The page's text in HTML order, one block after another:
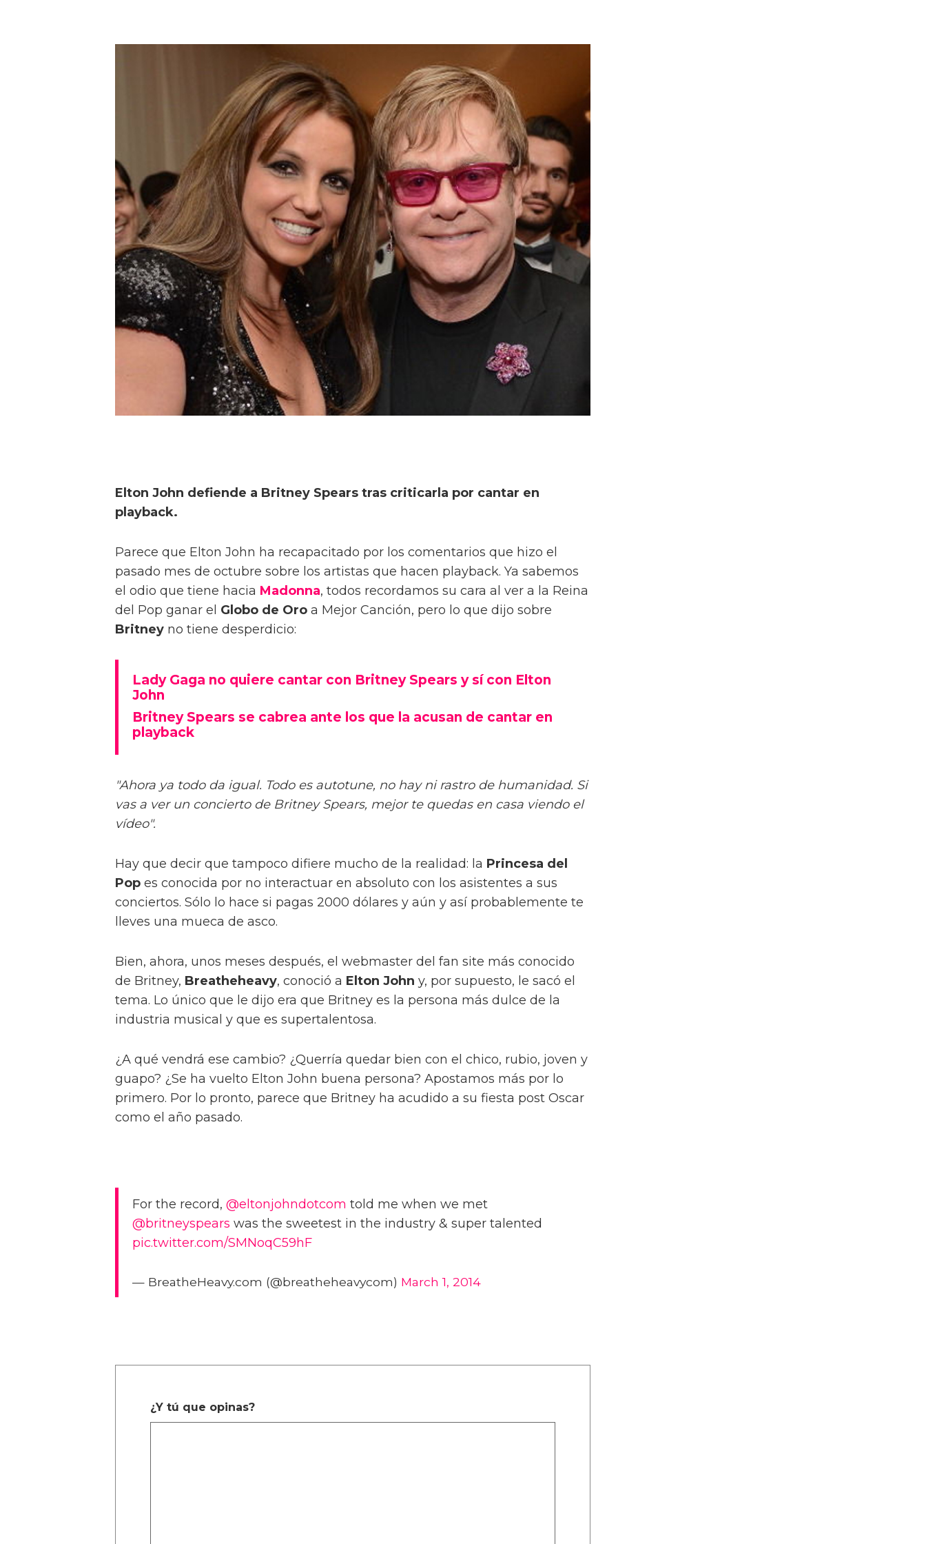
Elton John defiende a Britney Spears tras criticarla por cantar en
playback.
Parece que Elton John ha recapacitado por los comentarios que hizo el
pasado mes de octubre sobre los artistas que hacen playback. Ya sabemos
el odio que tiene hacia Madonna, todos recordamos su cara al ver a la Reina
del Pop ganar el Globo de Oro a Mejor Canción, pero lo que dijo sobre
Britney no tiene desperdicio:
Lady Gaga no quiere cantar con Britney Spears y sí con Elton
John
Britney Spears se cabrea ante los que la acusan de cantar en
playback
"Ahora ya todo da igual. Todo es autotune, no hay ni rastro de humanidad. Si
vas a ver un concierto de Britney Spears, mejor te quedas en casa viendo el
vídeo".
Hay que decir que tampoco difiere mucho de la realidad: la Princesa del
Pop es conocida por no interactuar en absoluto con los asistentes a sus
conciertos. Sólo lo hace si pagas 2000 dólares y aún y así probablemente te
lleves una mueca de asco.
Bien, ahora, unos meses después, el webmaster del fan site más conocido
de Britney, Breatheheavy, conoció a Elton John y, por supuesto, le sacó el
tema. Lo único que le dijo era que Britney es la persona más dulce de la
industria musical y que es supertalentosa.
¿A qué vendrá ese cambio? ¿Querría quedar bien con el chico, rubio, joven y
guapo? ¿Se ha vuelto Elton John buena persona? Apostamos más por lo
primero. Por lo pronto, parece que Britney ha acudido a su fiesta post Oscar
como el año pasado.
For the record, @eltonjohndotcom told me when we met
@britneyspears was the sweetest in the industry & super talented
pic.twitter.com/SMNoqC59hF
— BreatheHeavy.com (@breatheheavycom) March 1, 2014
¿Y tú que opinas?